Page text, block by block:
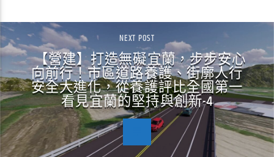
NEXT POST
【營建】打造無礙宜蘭，步步安心
向前行！市區道路養護、街廓人行
安全大進化，從養護評比全國第一
看見宜蘭的堅持與創新-4